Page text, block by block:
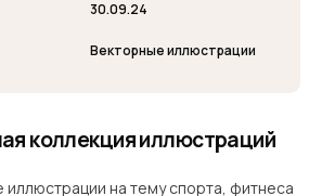
30.09.24
Векторные иллюстрации
коллекция иллюстраций
на тему спорта, фитнеса